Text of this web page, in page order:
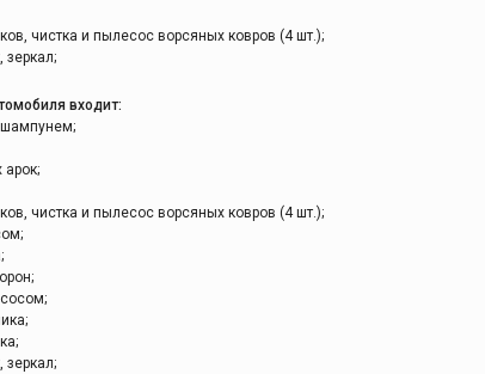
чистка и пылесос ворсяных ковров (4 шт.);
зеркал;
входит:
шампунем;
чистка и пылесос ворсяных ковров (4 шт.);
зеркал;